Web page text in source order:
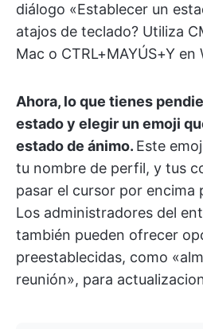
diálogo «Establecer un
atajos de teclado? Utiliza
Mac o CTRL+MAYÚS+Y en
Ahora, lo que tienes
estado y elegir un emoji
estado de ánimo. Este
tu nombre de perfil, y tus
pasar el cursor por encima
Los administradores del
también pueden ofrecer
preestablecidas, como
reunión», para